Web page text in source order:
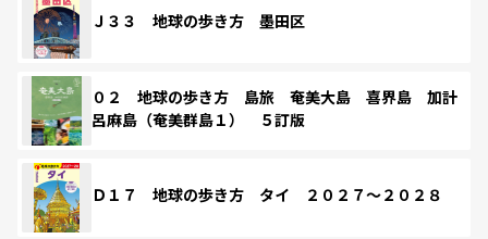
Ｊ３３ 地球の歩き方 墨田区
０２ 地球の歩き方 島旅 奄美大島 喜界島 加計
呂麻島（奄美群島１） ５訂版
Ｄ１７ 地球の歩き方 タイ ２０２７～２０２８